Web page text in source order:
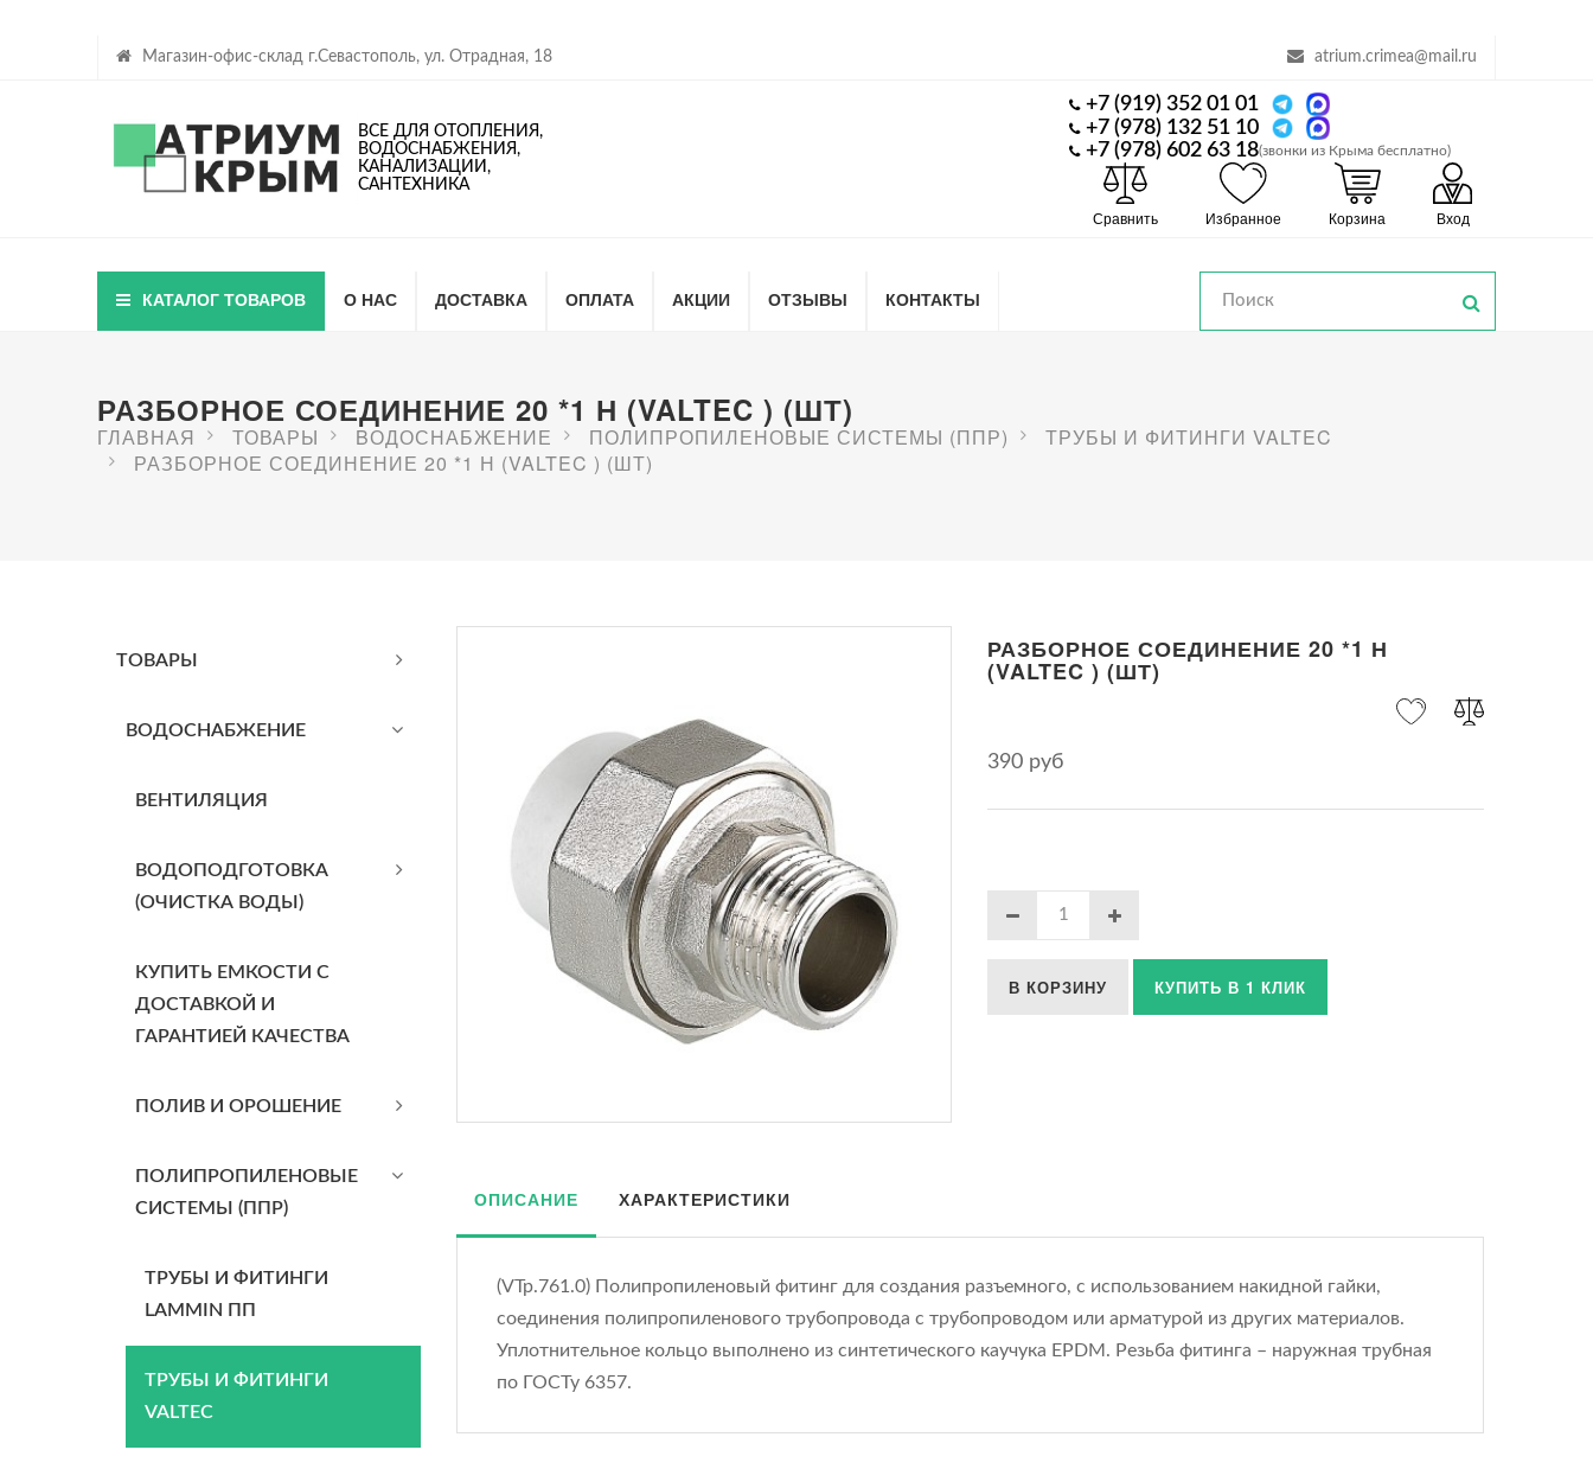
Магазин-офис-склад г.Севастополь, ул. Отрадная, 18 atrium.crimea@mail.ru
ВСЕ ДЛЯ ОТОПЛЕНИЯ,
ВОДОСНАБЖЕНИЯ,
КАНАЛИЗАЦИИ,
САНТЕХНИКА
+7 (919) 352 01 01
+7 (978) 132 51 10
+7 (978) 602 63 18(звонки из Крыма бесплатно)
Сравнить Избранное Корзина Вход
КАТАЛОГ ТОВАРОВ О НАС ДОСТАВКА ОПЛАТА АКЦИИ ОТЗЫВЫ КОНТАКТЫ
РАЗБОРНОЕ СОЕДИНЕНИЕ 20 *1 Н (VALTEC ) (ШТ)
ГЛАВНАЯ ТОВАРЫ BОДОСНАБЖЕНИЕ ПОЛИПРОПИЛЕНОВЫЕ СИСТЕМЫ (ППР)
ТРУБЫ И ФИТИНГИ VALTEC
РАЗБОРНОЕ СОЕДИНЕНИЕ 20 *1 Н (VALTEC ) (ШТ)
ТОВАРЫ
BОДОСНАБЖЕНИЕ
ВЕНТИЛЯЦИЯ
ВОДОПОДГОТОВКА
(ОЧИСТКА ВОДЫ)
КУПИТЬ ЕМКОСТИ С
ДОСТАВКОЙ И
ГАРАНТИЕЙ КАЧЕСТВА
ПОЛИВ И ОРОШЕНИЕ
ПОЛИПРОПИЛЕНОВЫЕ
СИСТЕМЫ (ППР)
ТРУБЫ И ФИТИНГИ
LAMMIN ПП
ТРУБЫ И ФИТИНГИ
VALTEC
РАЗБОРНОЕ СОЕДИНЕНИЕ 20 *1 Н
(VALTEC ) (ШТ)
390 руб
В КОРЗИНУ КУПИТЬ В 1 КЛИК
ОПИСАНИЕ ХАРАКТЕРИСТИКИ
(VTp.761.0) Полипропиленовый фитинг для создания разъемного, с использованием накидной гайки,
соединения полипропиленового трубопровода с трубопроводом или арматурой из других материалов.
Уплотнительное кольцо выполнено из синтетического каучука EPDM. Резьба фитинга – наружная трубная
по ГОСТу 6357.